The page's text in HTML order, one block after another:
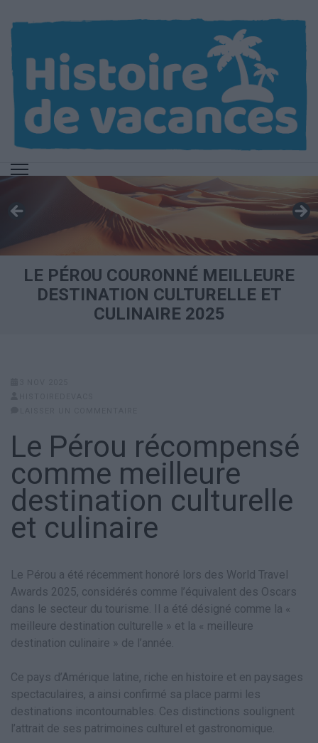
contenu
(Pressez
Entrée)
LE PÉROU COURONNÉ MEILLEURE
DESTINATION CULTURELLE ET
CULINAIRE 2025
Le Pérou récompensé
comme meilleure
destination culturelle
et culinaire
Le Pérou a été récemment honoré lors des World Travel
Awards 2025, considérés comme l’équivalent des Oscars
dans le secteur du tourisme. Il a été désigné comme la «
meilleure destination culturelle » et la « meilleure
destination culinaire » de l’année.
Ce pays d’Amérique latine, riche en histoire et en paysages
spectaculaires, a ainsi confirmé sa place parmi les
destinations incontournables. Ces distinctions soulignent
l’attrait de ses patrimoines culturel et gastronomique.